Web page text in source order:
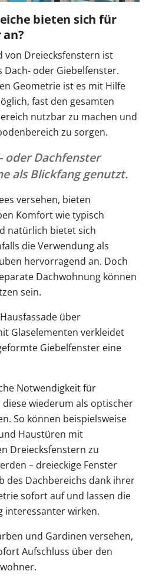
bieten sich für
von Dreiecksfenstern ist
Dach- oder Giebelfenster.
Geometrie ist es mit Hilfe
fast den gesamten
nutzbar zu machen und
zu sorgen.
oder Dachfenster
als Blickfang genutzt.
versehen, bieten
Komfort wie typisch
natürlich bietet sich
die Verwendung als
hervorragend an. Doch
Dachwohnung können
sein.
über
Glaselementen verkleidet
Giebelfenster eine
Notwendigkeit für
wiederum als optischer
So können beispielsweise
Haustüren mit
Dreiecksfenstern zu
– dreieckige Fenster
des Dachbereichs dank ihrer
sofort auf und lassen die
interessanter wirken.
und Gardinen versehen,
Aufschluss über den